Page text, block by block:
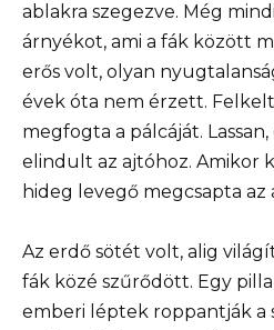
ablakra szegezve. Még
árnyékot, ami a fák között
erős volt, olyan
évek óta nem érzett.
megfogta a pálcáját.
elindult az ajtóhoz. Amikor
hideg levegő megcsapta az
Az erdő sötét volt, alig
fák közé szűrődött. Egy
emberi léptek roppantják a